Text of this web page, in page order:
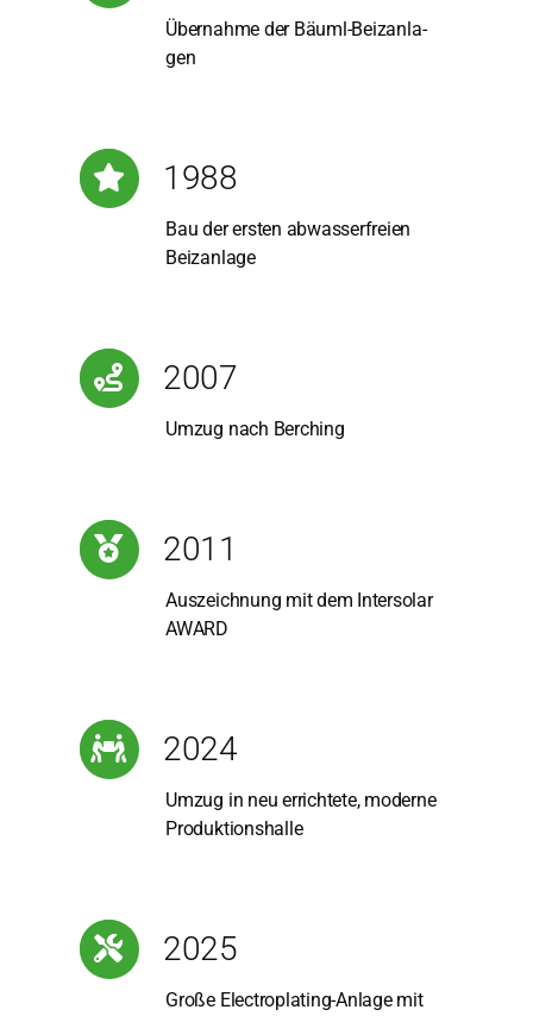
Über­nah­me der Bäuml-Beiz­an­la­
gen
1988
Bau der ers­ten abwas­ser­frei­en
Beiz­an­la­ge
2007
Umzug nach Ber­ching
2011
Aus­zeich­nung mit dem Inter­so­lar
AWARD
2024
Umzug in neu errich­te­te, moder­ne
Pro­duk­ti­ons­hal­le
2025
Gro­ße Elec­tro­pla­ting-Anla­ge mit